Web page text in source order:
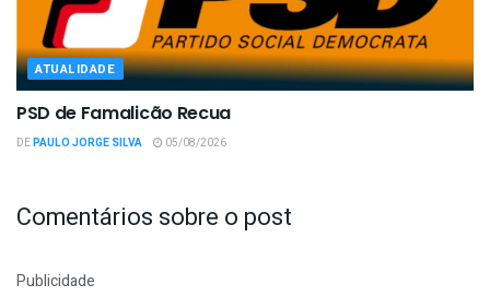
ATUALIDADE
PSD de Famalicão Recua
DEPAULO JORGE SILVA 05/08/2026
Comentários sobre o post
Publicidade